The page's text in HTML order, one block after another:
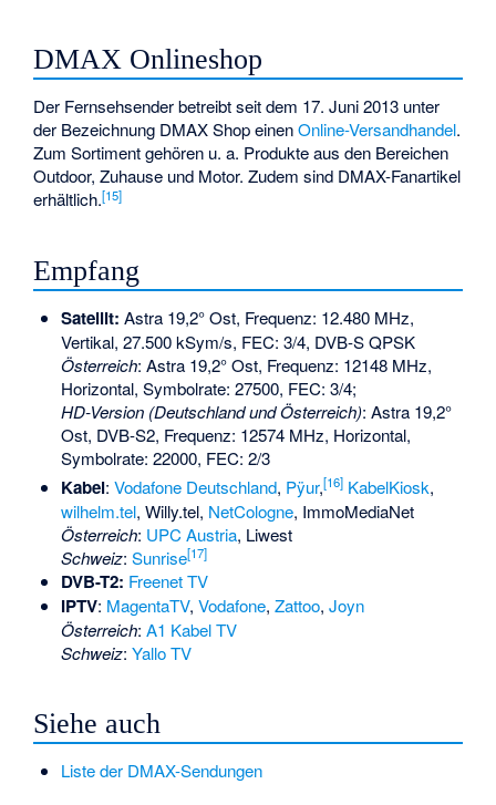
DMAX Onlineshop
Der Fernsehsender betreibt seit dem 17. Juni 2013 unter
der Bezeichnung DMAX Shop einenOnline-Versandhandel.
Zum Sortiment gehören u. a. Produkte aus den Bereichen
Outdoor, Zuhause und Motor. Zudem sind DMAX-Fanartikel
erhältlich.[15]
Empfang
Satellit: Astra 19,2° Ost, Frequenz: 12.480 MHz,
Vertikal, 27.500 kSym/s, FEC: 3/4, DVB-S QPSK
Österreich: Astra 19,2° Ost, Frequenz: 12148 MHz,
Horizontal, Symbolrate: 27500, FEC: 3/4;
HD-Version (Deutschland und Österreich): Astra 19,2°
Ost, DVB-S2, Frequenz: 12574 MHz, Horizontal,
Symbolrate: 22000, FEC: 2/3
Kabel: Vodafone Deutschland, Pÿur,[16] KabelKiosk,
wilhelm.tel, Willy.tel, NetCologne, ImmoMediaNet
Österreich: UPC Austria, Liwest
Schweiz: Sunrise[17]
DVB-T2: Freenet TV
IPTV: MagentaTV, Vodafone, Zattoo, Joyn
Österreich: A1 Kabel TV
Schweiz: Yallo TV
Siehe auch
Liste der DMAX-Sendungen